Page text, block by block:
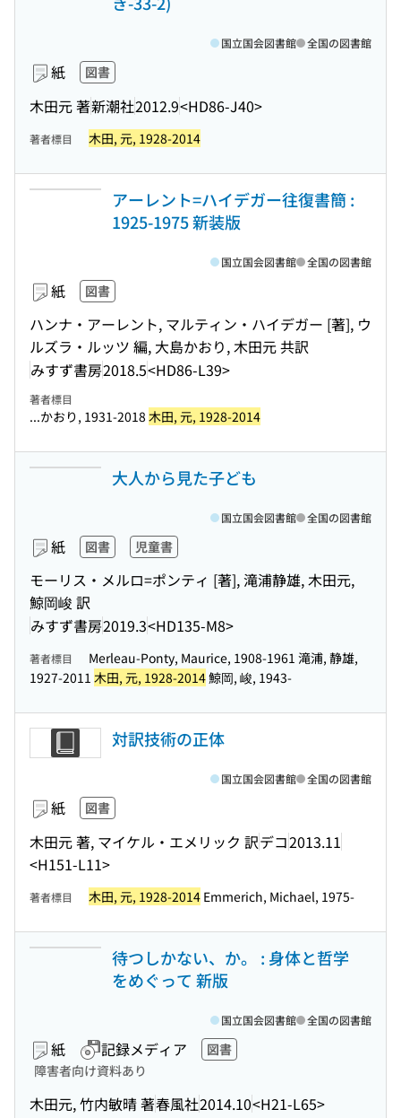
紙 図書
木田元 著新潮社2012.9<HD86-J40>
国立国会図書館 全国の図書館
著者標目 木田, 元, 1928-2014
アーレント=ハイデガー往復書簡 :
1925-1975 新装版
紙 図書
ハンナ・アーレント, マルティン・ハイデガー [著], ウ
ルズラ・ルッツ 編, 大島かおり, 木田元 共訳
みすず書房2018.5<HD86-L39>
国立国会図書館 全国の図書館
著者標目
...かおり, 1931-2018 木田, 元, 1928-2014
大人から見た子ども
紙 図書 児童書
モーリス・メルロ=ポンティ [著], 滝浦静雄, 木田元,
鯨岡峻 訳
みすず書房2019.3<HD135-M8>
国立国会図書館 全国の図書館
著者標目
Merleau-Ponty, Maurice, 1908-1961 滝浦, 静雄,
1927-2011 木田, 元, 1928-2014鯨岡, 峻, 1943-
対訳技術の正体
紙 図書
木田元 著, マイケル・エメリック 訳デコ2013.11
<H151-L11>
国立国会図書館 全国の図書館
著者標目 木田, 元, 1928-2014 Emmerich, Michael, 1975-
待つしかない、か。 : 身体と哲学
をめぐって 新版
紙 記録メディア
図書
障害者向け資料あり
木田元, 竹内敏晴 著春風社2014.10<H21-L65>
国立国会図書館 全国の図書館